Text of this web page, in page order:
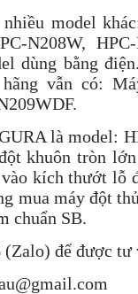
model
N208W,
dùng bằng
vẫn có:
là model:
khuôn tròn
kích thướt lỗ
mua máy đột
chuẩn SB.
(Zalo) để được tư